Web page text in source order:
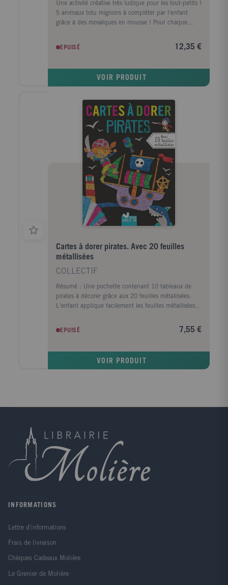
Une activité créative très ludique pour les tout-petits !
5 animaux totu mignons à compléter par l'enfant
grâce à des mosaïques en mousse ! Pour chaque
EPUISÉ 12,35 €
VOIR PRODUIT
Cartes à dorer pirates. Avec 20 feuilles
métallisées
COLLECTIF
Résumé : Une pochette contenant 10 tableaux de
pirates à décorer grâce aux 20 feuilles métallisées.
L'enfant applique facilement les feuilles métallisées
aux pas à pas du livret, il peut réaliser des créations
originales avec ses tableaux (un cadre photos, une
EPUISÉ 7,55 €
VOIR PRODUIT
INFORMATIONS
Lettre d'informations
Frais de livraison
Chèques Cadeaux Molière
Le Grenier de Molière